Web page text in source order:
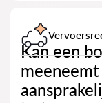
Kan een